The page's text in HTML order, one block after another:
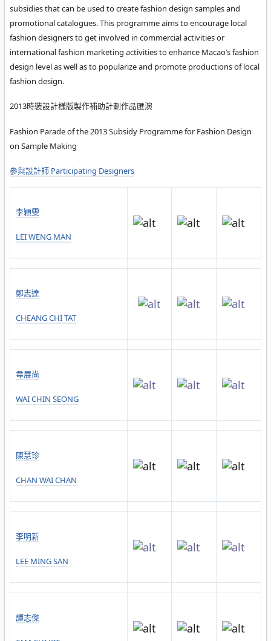
subsidies that can be used to create fashion design samples and
promotional catalogues. This programme aims to encourage local
fashion designers to get involved in commercial activities or
international fashion marketing activities to enhance Macao’s fashion
design level as well as to popularize and promote productions of local
fashion design.
2013時裝設計樣版製作補助計劃作品匯演
Fashion Parade of the 2013 Subsidy Programme for Fashion Design
on Sample Making
參與設計師 Participating Designers
李穎雯
LEI WENG MAN
鄭志達
CHEANG CHI TAT
韋展尚
WAI CHIN SEONG
陳慧珍
CHAN WAI CHAN
李明新
LEE MING SAN
譚志傑